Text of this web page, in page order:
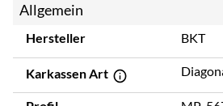
Allgemein
Hersteller BKT
Karkassen Art